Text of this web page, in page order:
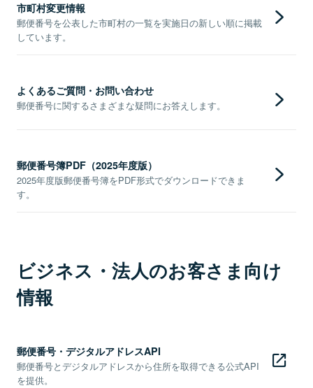
市町村変更情報
郵便番号を公表した市町村の一覧を実施日の新しい順に掲載
しています。
よくあるご質問・お問い合わせ
郵便番号に関するさまざまな疑問にお答えします。
郵便番号簿PDF（2025年度版）
2025年度版郵便番号簿をPDF形式でダウンロードできま
す。
ビジネス・法人のお客さま向け
情報
郵便番号・デジタルアドレスAPI
郵便番号とデジタルアドレスから住所を取得できる公式API
を提供。